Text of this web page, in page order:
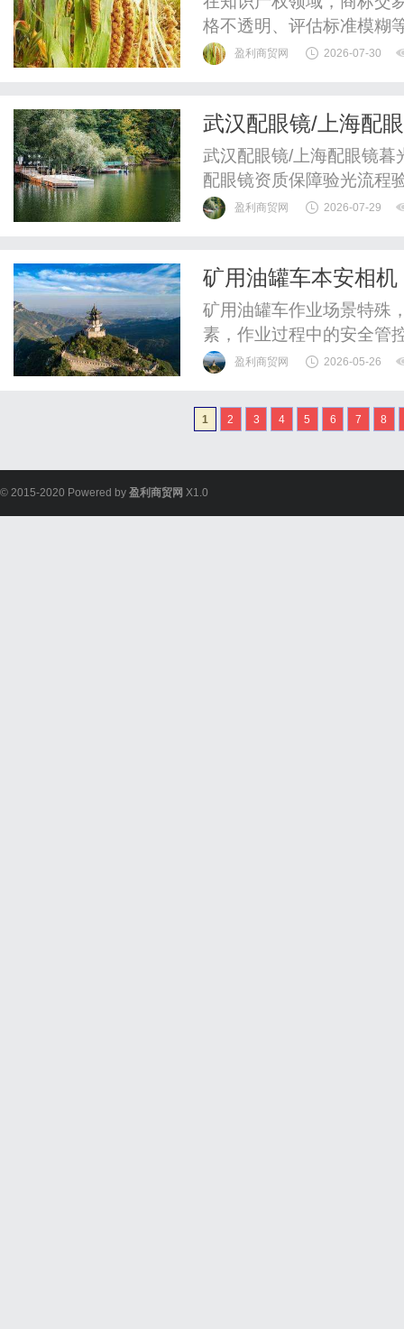
格不透明、评估标准模糊
价，卖方因定价失当错失
易双方提供可落地的参考
盈利商贸网 2026-07-30
武汉配眼镜/上海配
武汉配眼镜/上海配眼镜
配眼镜资质保障验光流程
惠，兼顾高专业度与高性
盈利商贸网 2026-07-29
矿用油罐车本安相
矿用油罐车作业场景特殊
素，作业过程中的安全管
油罐车本安相机
全可视化支撑，成为守护
突出，对作业记录装备提
盈利商贸网 2026-05-26
1 2 3 4 5 6 7 8
© 2015-2020 Powered by 盈利商贸网 X1.0